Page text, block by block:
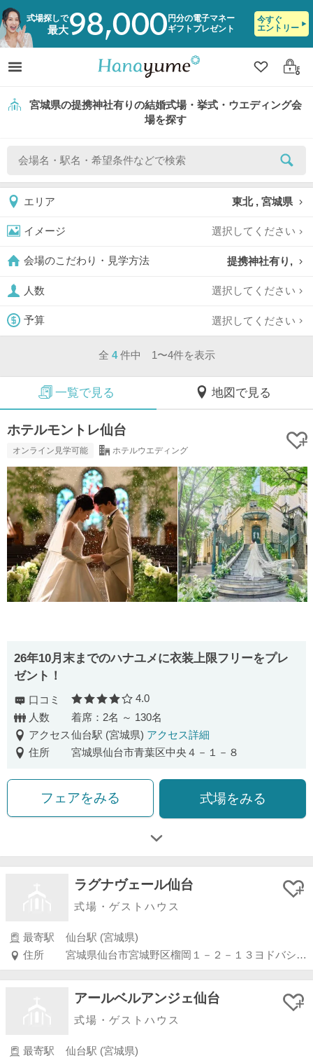
式場探しで
最大98,000 円分の電子マネー
ギフトプレゼント
今すぐ
エントリー
クリップ
ログ
宮城県の提携神社有りの結婚式場・挙式・ウエディング会
場を探す
エリア 東北 , 宮城県
イメージ 選択してください
会場のこだわり・見学方法 提携神社有り,
人数 選択してください
予算 選択してください
全 4 件中 1〜4件を表示
一覧で見る 地図で見る
ホテルモントレ仙台
オンライン見学可能 ホテルウエディング
26年10月末までのハナユメに衣装上限フリーをプレ
ゼント！
口コミ 口コミ評価
4.0
人数
着席：2名 ～ 130名
アクセス仙台駅 (宮城県) アクセス詳細
住所
宮城県仙台市青葉区中央４－１－８
フェアをみる 式場をみる
ラグナヴェール仙台
式場・ゲストハウス
最寄駅
仙台駅 (宮城県)
住所
宮城県仙台市宮城野区榴岡１－２－１３ヨドバシ仙台第２ビル８Ｆ
アールベルアンジェ仙台
式場・ゲストハウス
最寄駅
仙台駅 (宮城県)